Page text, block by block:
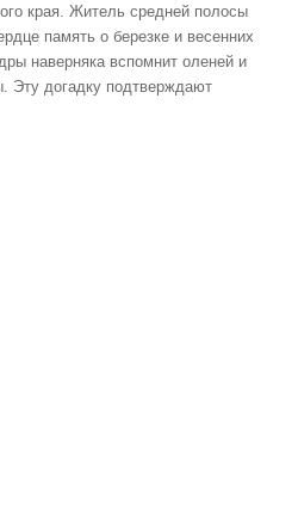
края. Житель средней полосы
память о березке и весенних
наверняка вспомнит оленей и
Эту догадку подтверждают